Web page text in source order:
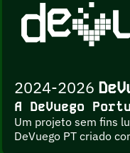
2024-2026
A DeVuego
Um projeto sem fins
DeVuego PT criado